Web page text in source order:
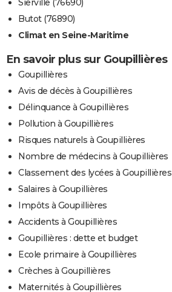
Sierville (76690)
Butot (76890)
Climat en Seine-Maritime
En savoir plus sur Goupillières
Goupillières
Avis de décès à Goupillières
Délinquance à Goupillières
Pollution à Goupillières
Risques naturels à Goupillières
Nombre de médecins à Goupillières
Classement des lycées à Goupillières
Salaires à Goupillières
Impôts à Goupillières
Accidents à Goupillières
Goupillières : dette et budget
Ecole primaire à Goupillières
Crèches à Goupillières
Maternités à Goupillières